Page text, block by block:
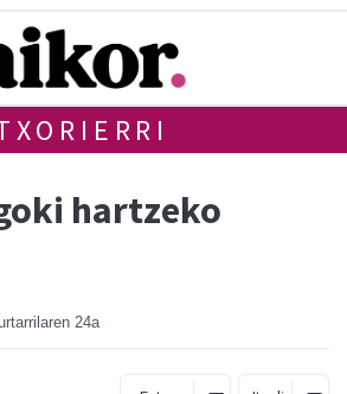
hartzeko
24a